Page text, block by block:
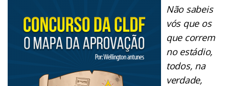
Não sabeis
vós que os
que correm
no estádio,
todos, na
verdade,